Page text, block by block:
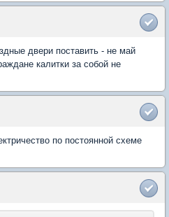
двери поставить - не май
калитки за собой не
по постоянной схеме